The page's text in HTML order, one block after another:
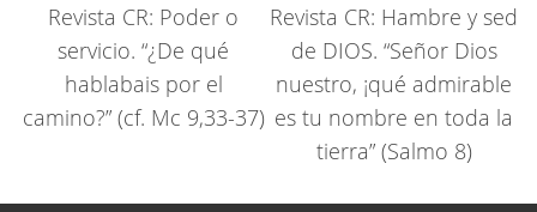
Revista CR: Poder o
servicio. “¿De qué
hablabais por el
camino?” (cf. Mc 9,33-37)
Revista CR: Hambre y sed
de DIOS. “Señor Dios
nuestro, ¡qué admirable
es tu nombre en toda la
tierra” (Salmo 8)